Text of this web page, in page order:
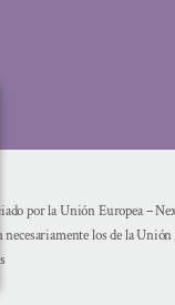
por la Unión Europea –
necesariamente los de la